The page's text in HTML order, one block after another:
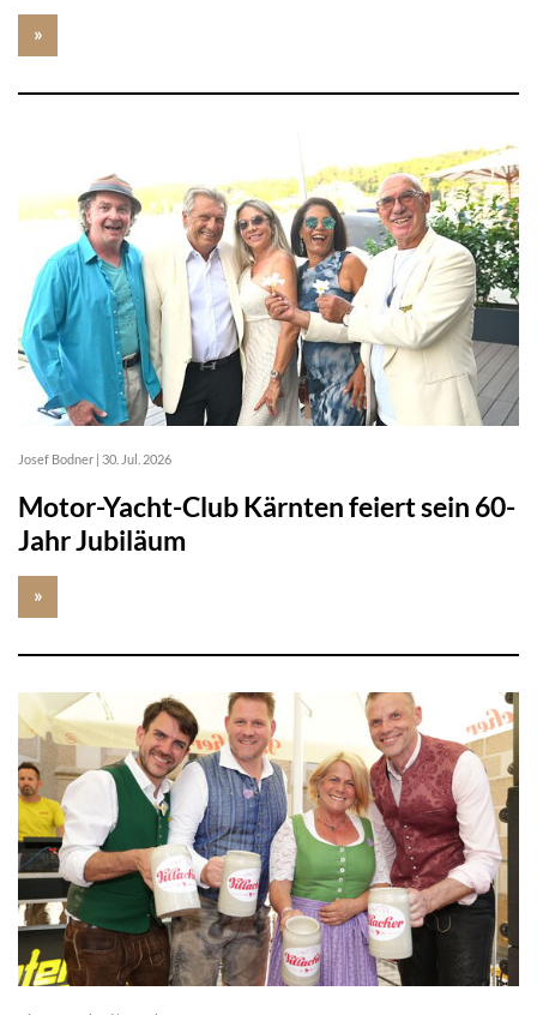
»
Josef Bodner | 30. Jul. 2026
Motor-Yacht-Club Kärnten feiert sein 60-
Jahr Jubiläum
»